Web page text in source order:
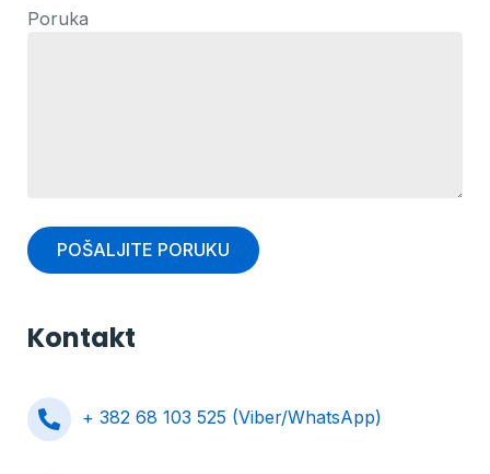
Poruka
Kontakt
+ 382 68 103 525 (Viber/WhatsApp)